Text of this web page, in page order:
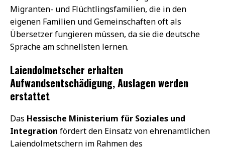
Migranten- und Flüchtlingsfamilien, die in den
eigenen Familien und Gemeinschaften oft als
Übersetzer fungieren müssen, da sie die deutsche
Sprache am schnellsten lernen.
Laiendolmetscher erhalten
Aufwandsentschädigung, Auslagen werden
erstattet
Das Hessische Ministerium für Soziales und
Integration fördert den Einsatz von ehrenamtlichen
Laiendolmetschern im Rahmen des